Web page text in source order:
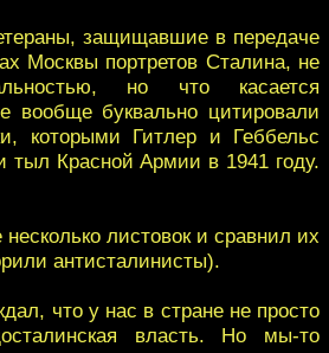
защищавшие в передаче
Москвы портретов Сталина, не
но что касается
вообще буквально цитировали
которыми Гитлер и Геббельс
тыл Красной Армии в 1941 году.
листовок и сравнил их
антисталинисты).
что у нас в стране не просто
власть. Но мы-то